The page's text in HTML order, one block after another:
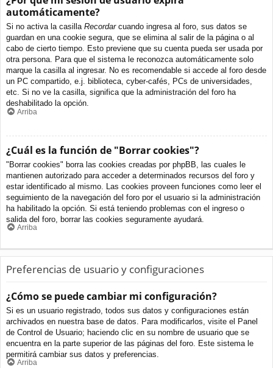
automáticamente?
Si no activa la casilla Recordarcuando ingresa al foro, sus datos se
guardan en una cookie segura, que se elimina al salir de la página o al
cabo de cierto tiempo. Esto previene que su cuenta pueda ser usada por
otra persona. Para que el sistema le reconozca automáticamente solo
marque la casilla al ingresar. No es recomendable si accede al foro desde
un PC compartido, e.j. biblioteca, cyber-cafés, PCs de universidades,
etc. Si no ve la casilla, significa que la administración del foro ha
deshabilitado la opción.
Arriba
¿Cuál es la función de "Borrar cookies"?
"Borrar cookies" borra las cookies creadas por phpBB, las cuales le
mantienen autorizado para acceder a determinados recursos del foro y
estar identificado al mismo. Las cookies proveen funciones como leer el
seguimiento de la navegación del foro por el usuario si la administración
ha habilitado la opción. Si está teniendo problemas con el ingreso o
salida del foro, borrar las cookies seguramente ayudará.
Arriba
Preferencias de usuario y configuraciones
¿Cómo se puede cambiar mi configuración?
Si es un usuario registrado, todos sus datos y configuraciones están
archivados en nuestra base de datos. Para modificarlos, visite el Panel
de Control de Usuario; haciendo clic en su nombre de usuario que se
encuentra en la parte superior de las páginas del foro. Este sistema le
permitirá cambiar sus datos y preferencias.
Arriba